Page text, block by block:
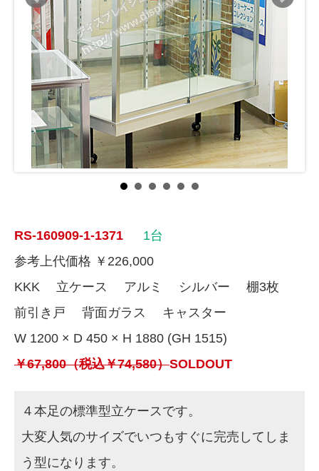
RS-160909-1-1371
1台
参考上代価格 ￥226,000
KKK 立ケース アルミ シルバー 棚3枚
前引き戸 背面ガラス キャスター
W 1200 × D 450 × H 1880 (GH 1515)
￥67,800（税込￥74,580）SOLDOUT
４本足の標準型立ケースです。
大変人気のサイズでいつもすぐに完売してしま
う型になります。